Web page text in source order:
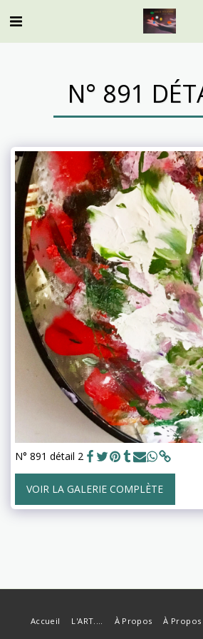
N° 891
N° 891 détail 2
VOIR LA GALERIE COMPLÈTE
Accueil L'ART.... À Propos À Propos